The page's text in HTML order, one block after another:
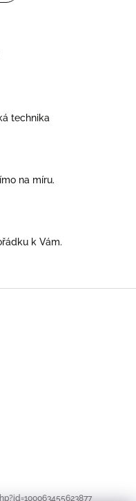
technika
na míru.
k Vám.